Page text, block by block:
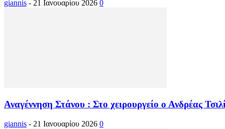
giannis - 21 Ιανουαρίου 2026 0
Αναγέννηση Στάνου : Στο χειρουργείο ο Ανδρέας
giannis - 21 Ιανουαρίου 2026 0